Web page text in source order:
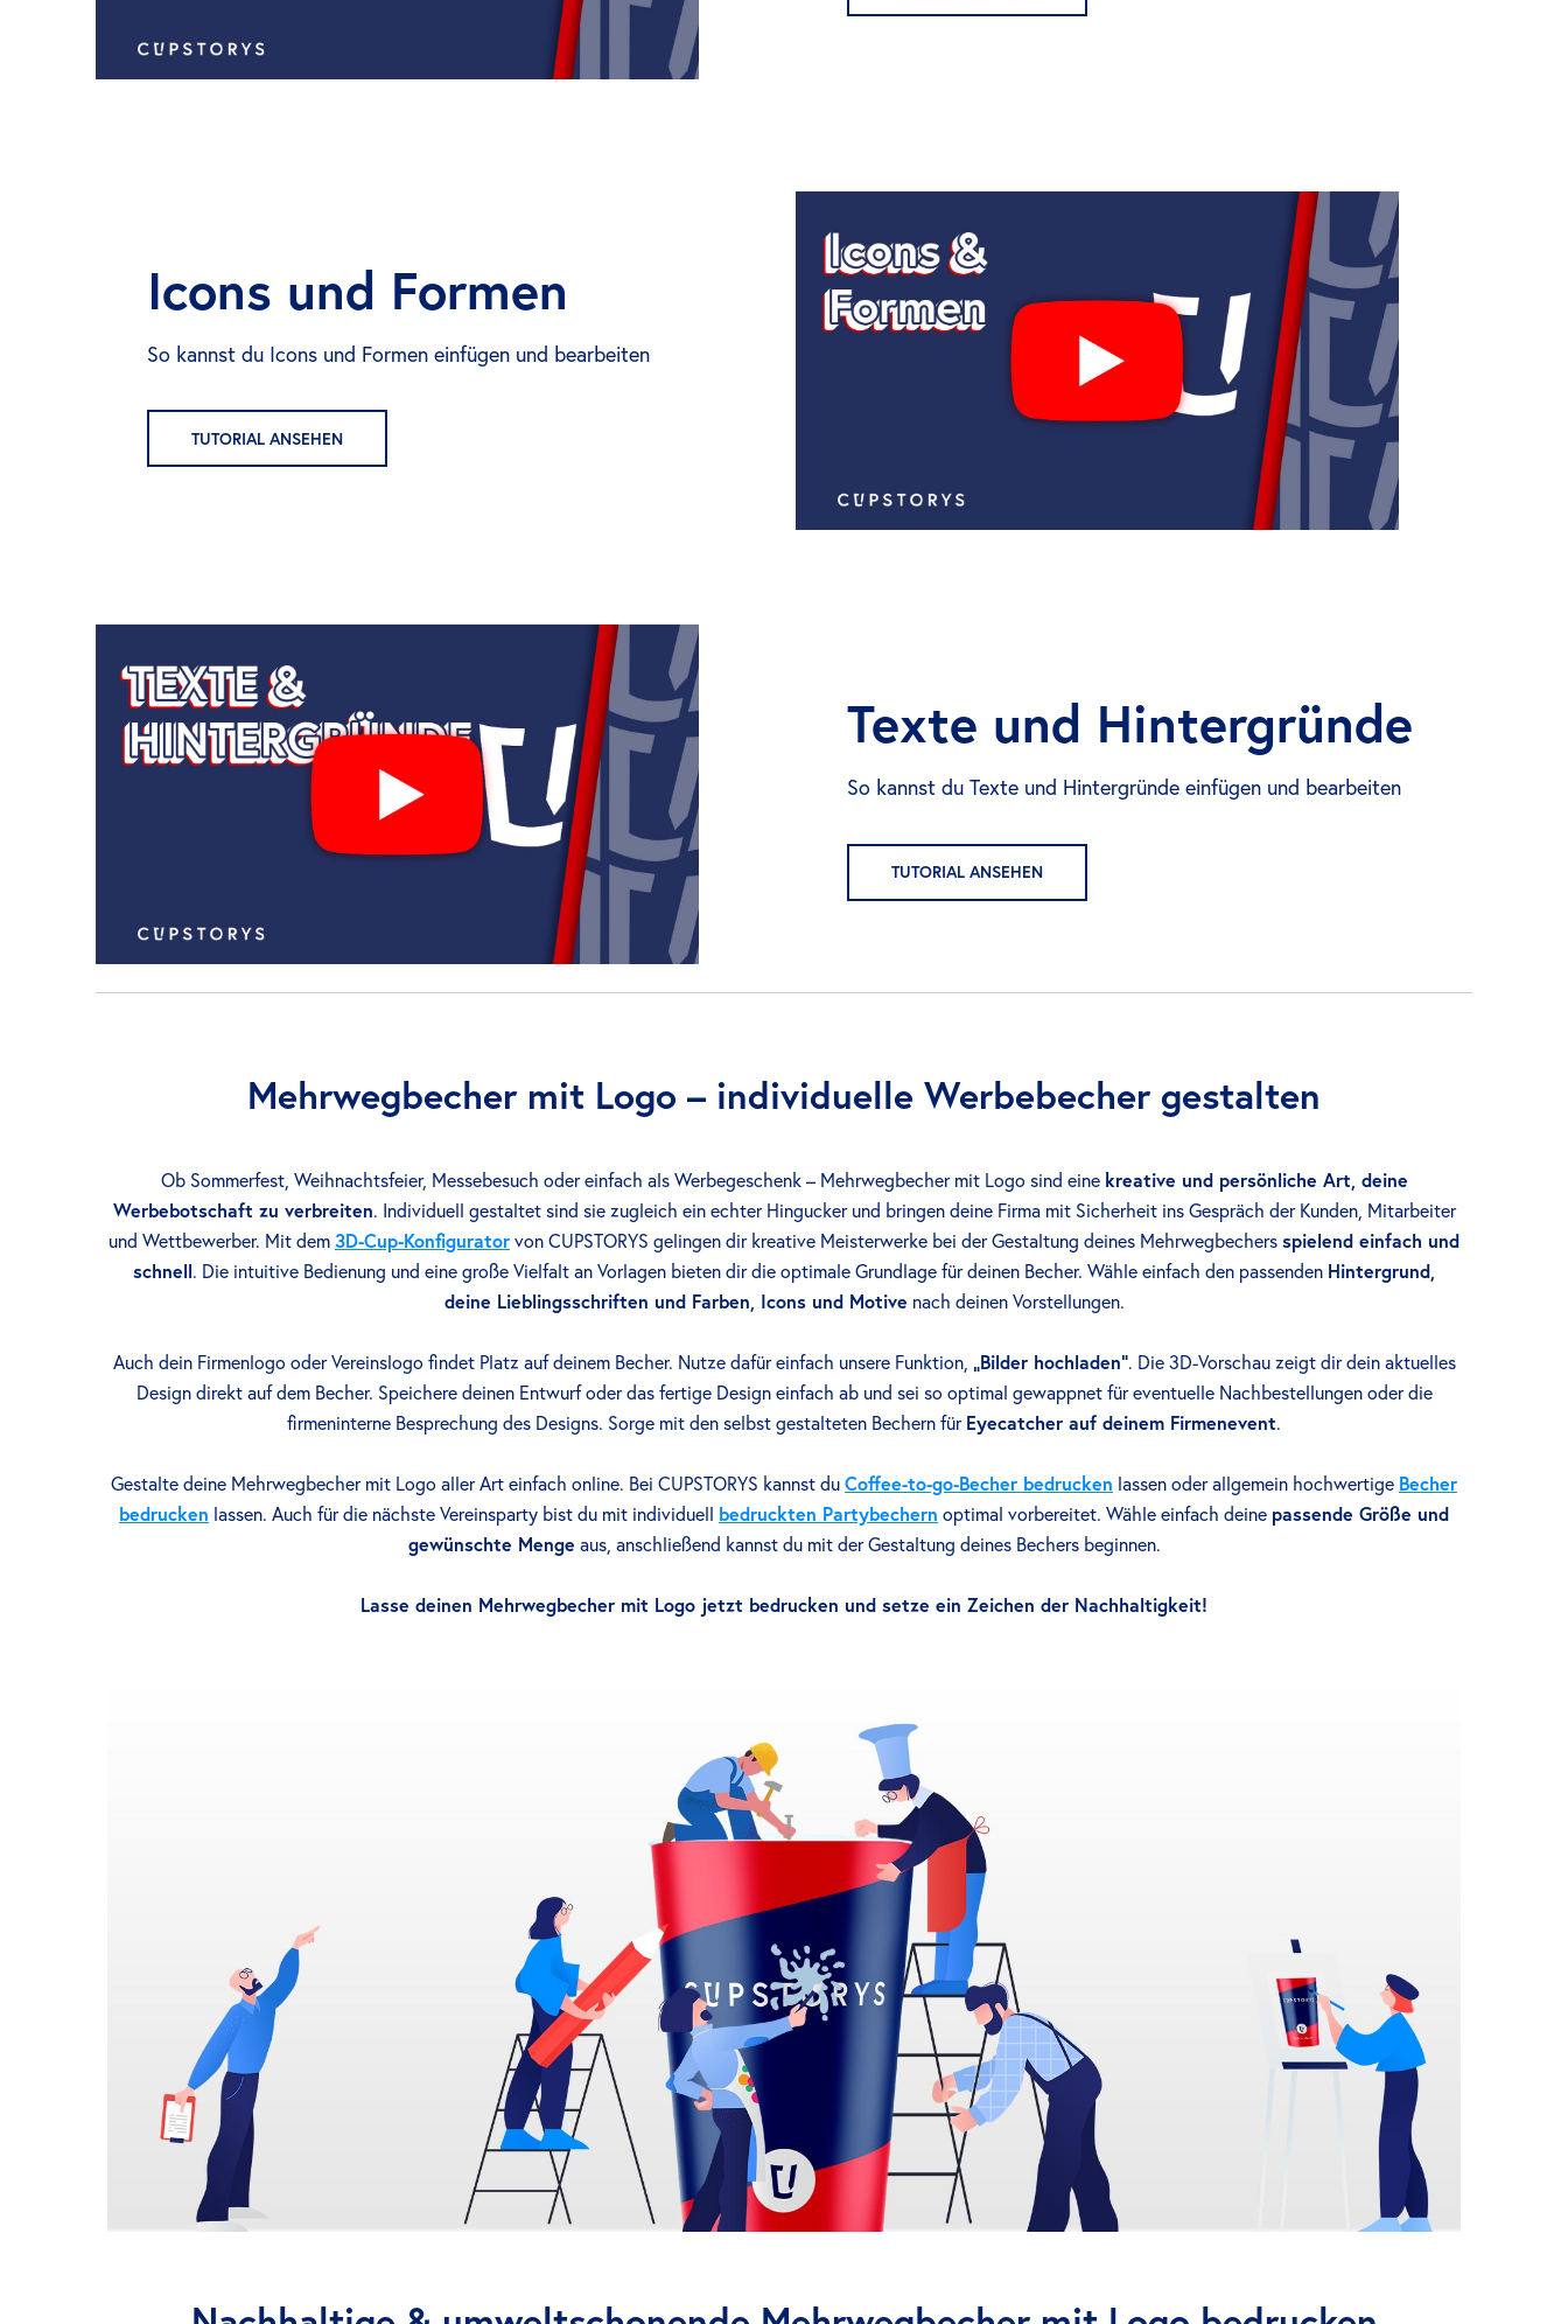
Icons und Formen
So kannst du Icons und Formen einfügen und bearbeiten
TUTORIAL ANSEHEN
Texte und Hintergründe
So kannst du Texte und Hintergründe einfügen und bearbeiten
TUTORIAL ANSEHEN
Mehrwegbecher mit Logo – individuelle Werbebecher gestalten
Ob Sommerfest, Weihnachtsfeier, Messebesuch oder einfach als Werbegeschenk – Mehrwegbecher mit Logo sind eine kreative und persönliche Art, deine
Werbebotschaft zu verbreiten. Individuell gestaltet sind sie zugleich ein echter Hingucker und bringen deine Firma mit Sicherheit ins Gespräch der Kunden, Mitarbeiter
und Wettbewerber. Mit dem 3D-Cup-Konfigurator von CUPSTORYS gelingen dir kreative Meisterwerke bei der Gestaltung deines Mehrwegbechers spielend einfach und
schnell. Die intuitive Bedienung und eine große Vielfalt an Vorlagen bieten dir die optimale Grundlage für deinen Becher. Wähle einfach den passenden Hintergrund,
deine Lieblingsschriften und Farben, Icons und Motive nach deinen Vorstellungen.
Auch dein Firmenlogo oder Vereinslogo findet Platz auf deinem Becher. Nutze dafür einfach unsere Funktion, „Bilder hochladen". Die 3D-Vorschau zeigt dir dein aktuelles
Design direkt auf dem Becher. Speichere deinen Entwurf oder das fertige Design einfach ab und sei so optimal gewappnet für eventuelle Nachbestellungen oder die
firmeninterne Besprechung des Designs. Sorge mit den selbst gestalteten Bechern für Eyecatcher auf deinem Firmenevent.
Gestalte deine Mehrwegbecher mit Logo aller Art einfach online. Bei CUPSTORYS kannst du Coffee-to-go-Becher bedrucken lassen oder allgemein hochwertige Becher
bedrucken lassen. Auch für die nächste Vereinsparty bist du mit individuell bedruckten Partybechern optimal vorbereitet. Wähle einfach deine passende Größe und
gewünschte Menge aus, anschließend kannst du mit der Gestaltung deines Bechers beginnen.
Lasse deinen Mehrwegbecher mit Logo jetzt bedrucken und setze ein Zeichen der Nachhaltigkeit!